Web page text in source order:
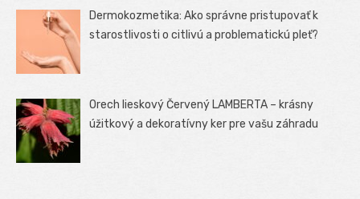
Dermokozmetika: Ako správne pristupovať k
starostlivosti o citlivú a problematickú pleť?
Orech lieskový Červený LAMBERTA – krásny
úžitkový a dekoratívny ker pre vašu záhradu